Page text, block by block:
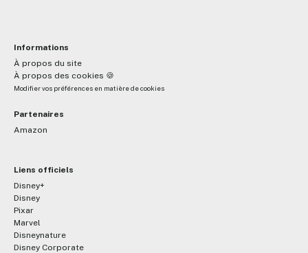
Informations
À propos du site
À propos des cookies 🍪
Modifier vos préférences en matière de cookies
Partenaires
Amazon
Liens officiels
Disney+
Disney
Pixar
Marvel
Disneynature
Disney Corporate